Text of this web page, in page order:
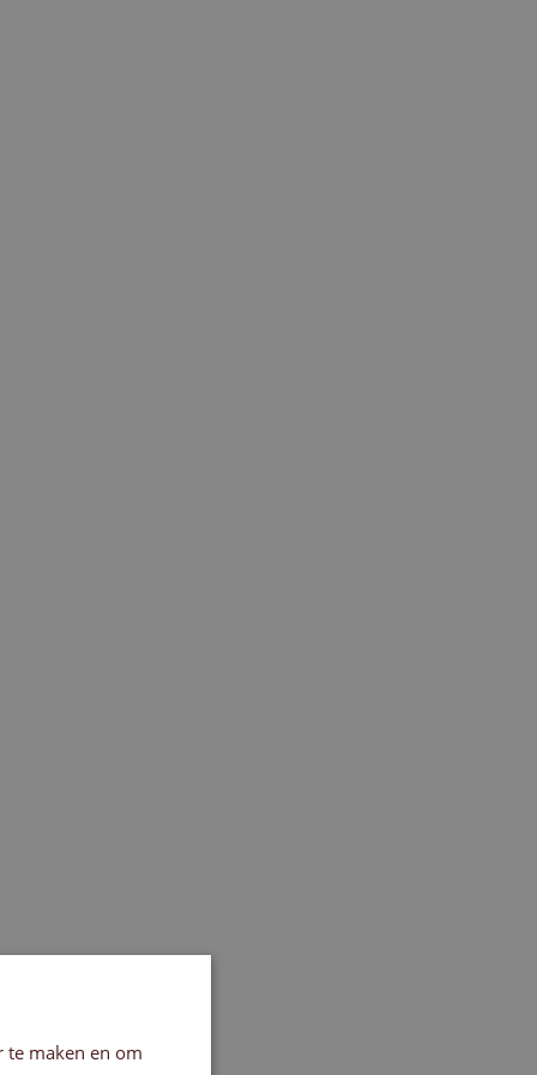
te maken en om